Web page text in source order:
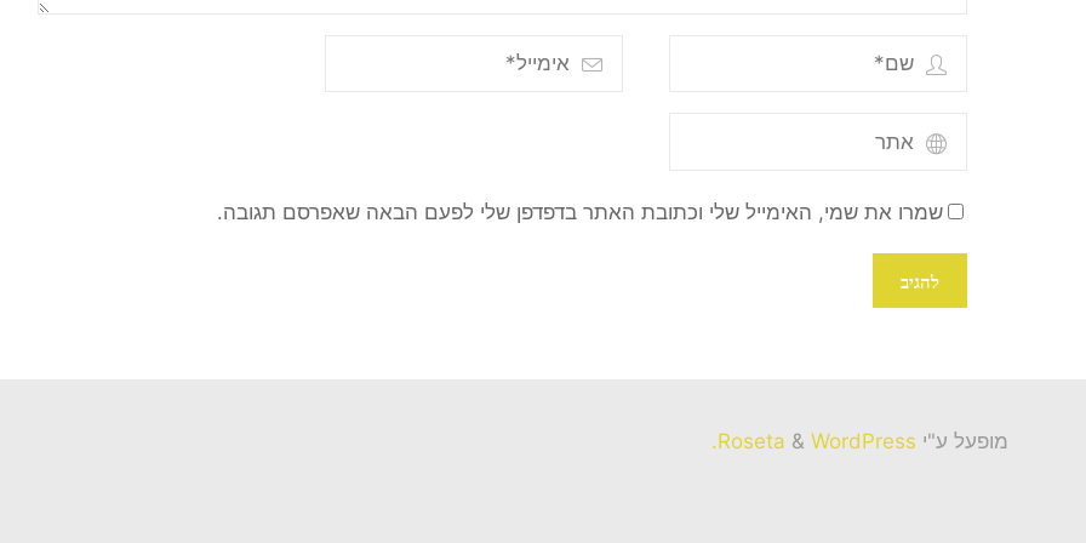
שמרו את שמי, האימייל שלי וכתובת האתר בדפדפן שלי לפעם הבאה שאפרסם תגובה.
מופעל ע"י & WordPress.